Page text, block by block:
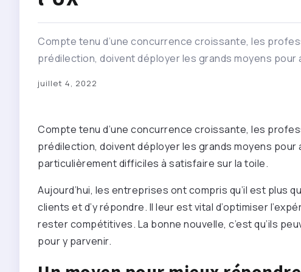
Compte tenu d’une concurrence croissante, les
prédilection, doivent déployer les grands moyens
juillet 4, 2022
Compte tenu d’une concurrence croissante, les
prédilection, doivent déployer les grands moyens
particulièrement difficiles à satisfaire sur la toile.
Aujourd’hui, les entreprises ont compris qu’il est plus
clients et d’y répondre. Il leur est vital d’optimiser
rester compétitives. La bonne nouvelle, c’est qu’ils
pour y parvenir.